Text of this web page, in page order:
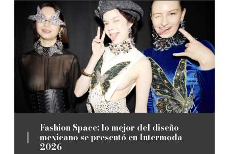
Fashion Space: lo mejor del diseño
mexicano se presentó en Intermoda
2026